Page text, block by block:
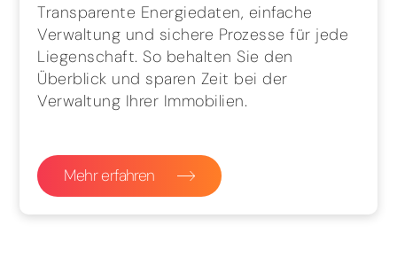
Transparente Energiedaten, einfache
Verwaltung und sichere Prozesse für jede
Liegenschaft. So behalten Sie den
Überblick und sparen Zeit bei der
Verwaltung Ihrer Immobilien.
Mehr erfahren